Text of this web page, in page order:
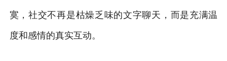
寞，社交不再是枯燥乏味的文字聊天，而是充满温
度和感情的真实互动。